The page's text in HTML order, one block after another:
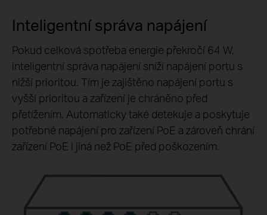
Inteligentní správa napájení
Pokud celková spotřeba energie překročí 64 W,
inteligentní správa napájení sníží napájení portu s
nižší prioritou. Tím je zajištěno napájení portu s
vyšší prioritou a zařízení je chráněno před
přetížením. Automaticky také detekuje a poskytuje
potřebné napájení pro zařízení PoE a zároveň chrání
zařízení PoE i jiná než PoE před poškozením.